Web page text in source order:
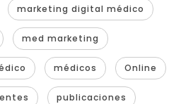
marketing digital médico
med marketing
médicos Online
publicaciones